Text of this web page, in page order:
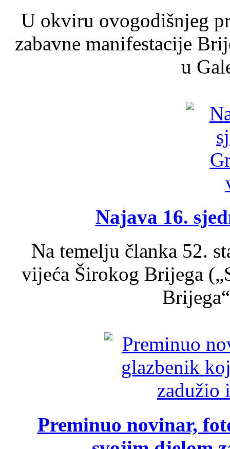
U okviru ovogodišnjeg
zabavne manifestacije
u
Najava 16.
Na temelju članka 52.
vijeća Širokog Brijega
Preminuo novinar,